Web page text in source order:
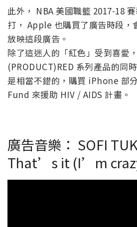
此外， NBA 美國職籃 2017-18
打， Apple 也購買了廣告時段，
放映這段廣告。
除了這迷人的「紅色」受到喜愛
(PRODUCT)RED 系列產品的同
是相當不錯的，購買 iPhone 部
Fund 來援助 HIV / AIDS 計畫。
廣告音樂： SOFI
That’s it (I’m